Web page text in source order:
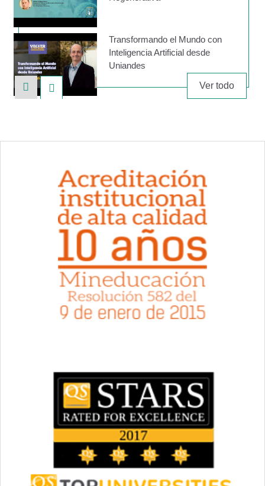
Transformando el Mundo con
Inteligencia Artificial desde
Uniandes
Conoce el pregrado en Ingeniería
Biomédica - Uniandes
Servicios laboratorios del
Departamento de Ingeniería
Biomédica
BME IDEA LATAM 2022
Campamento Handcycling -
Biomecánica
¿Qué significa ser IBIO?
Ver todo